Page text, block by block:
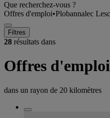
Que recherchez-vous ?
Offres d'emploi•Plobannalec
Filtres
28 résultats dans
Offres
dans un rayon de 20 kilomètres